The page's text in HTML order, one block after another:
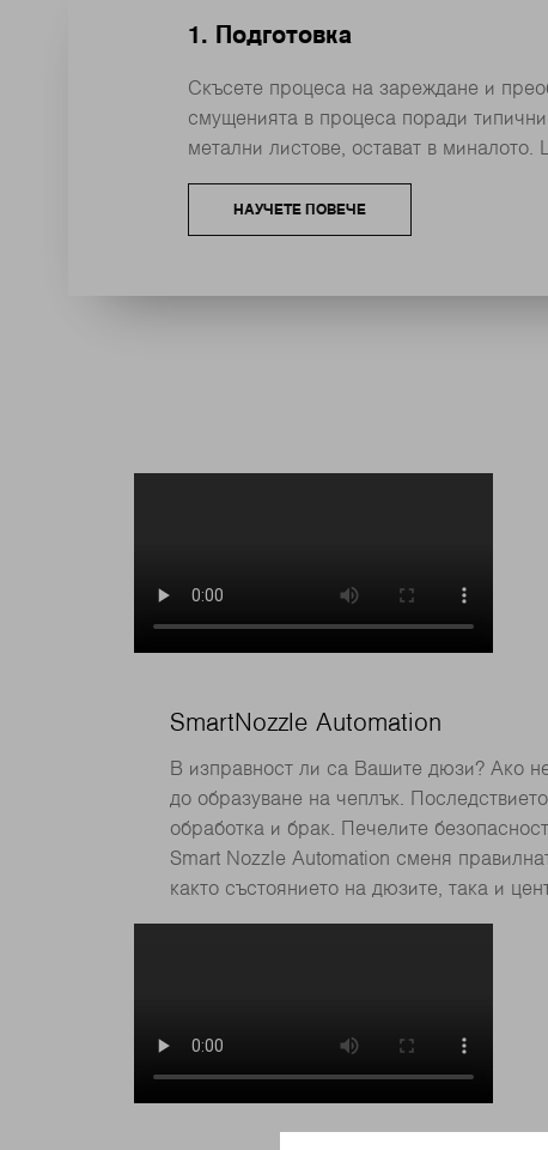
1. Подготовка
Скъсете процеса на зареждане и
смущенията в процеса поради
метални листове, остават в
НАУЧЕТЕ ПОВЕЧЕ
SmartNozzle Automation
В изправност ли са Вашите дюзи? Ако
до образуване на чеплък.
обработка и брак. Печелите
Smart Nozzle Automation сменя
както състоянието на дюзите, така и